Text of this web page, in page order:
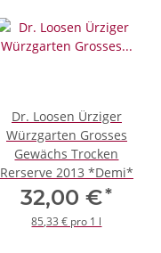
Dr. Loosen Ürziger
Würzgarten Grosses
Gewächs Trocken
Rerserve 2013 *Demi*
32,00 €*
85,33 € pro 1 l